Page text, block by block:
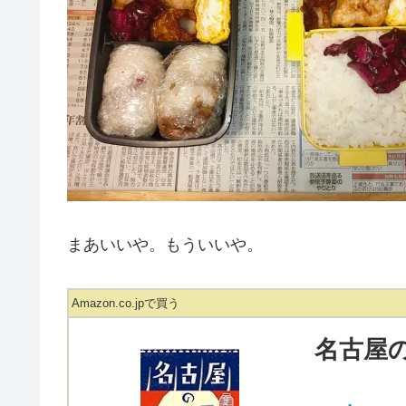
まあいいや。もういいや。
Amazon.co.jpで買う
名古屋